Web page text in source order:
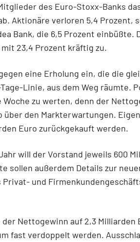
des Euro-Stoxx-Banks
Aktionäre verloren 5,4 Prozent,
Bank, die 6,5 Prozent einbüßte.
23,4 Prozent kräftig zu.
eine Erholung ein, die die
Linie, aus dem Weg räumte.
Woche zu werten, denn der
über den Markterwartungen.
Euro zurückgekauft werden.
will der Vorstand jeweils 600
sollen außerdem Details zur
und
Nettogewinn auf 2,3 Milliarden
fast verdoppelt werden.